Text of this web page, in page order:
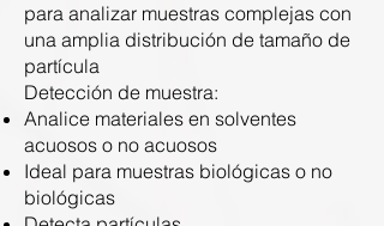
para analizar muestras complejas con
una amplia distribución de tamaño de
partícula
Detección de muestra:
Analice materiales en solventes
acuosos o no acuosos
Ideal para muestras biológicas o no
biológicas